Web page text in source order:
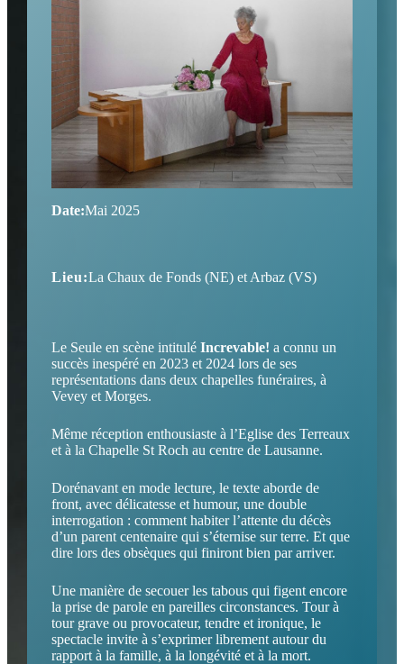
Date:Mai 2025
Lieu:La Chaux de Fonds (NE) et Arbaz (VS)
Le Seule en scène intituléIncrevable!a connu un
succès inespéré en 2023 et 2024 lors de ses
représentations dans deux chapelles funéraires, à
Vevey et Morges.
Même réception enthousiaste à l’Eglise des Terreaux
et à la Chapelle St Roch au centre de Lausanne.
Dorénavant en mode lecture, le texte aborde de
front, avec délicatesse et humour, une double
interrogation : comment habiter l’attente du décès
d’un parent centenaire qui s’éternise sur terre. Et que
dire lors des obsèques qui finiront bien par arriver.
Une manière de secouer les tabous qui figent encore
la prise de parole en pareilles circonstances. Tour à
tour grave ou provocateur, tendre et ironique, le
spectacle invite à s’exprimer librement autour du
rapport à la famille, à la longévité et à la mort.